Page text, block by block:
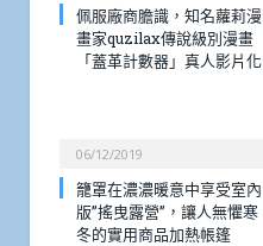
佩服廠商膽識，知名蘿莉漫
畫家quzilax傳說級別漫畫
「蓋革計數器」真人影片化
06/12/2019
籠罩在濃濃暖意中享受室內
版”搖曳露營”，讓人無懼寒
冬的實用商品加熱帳篷